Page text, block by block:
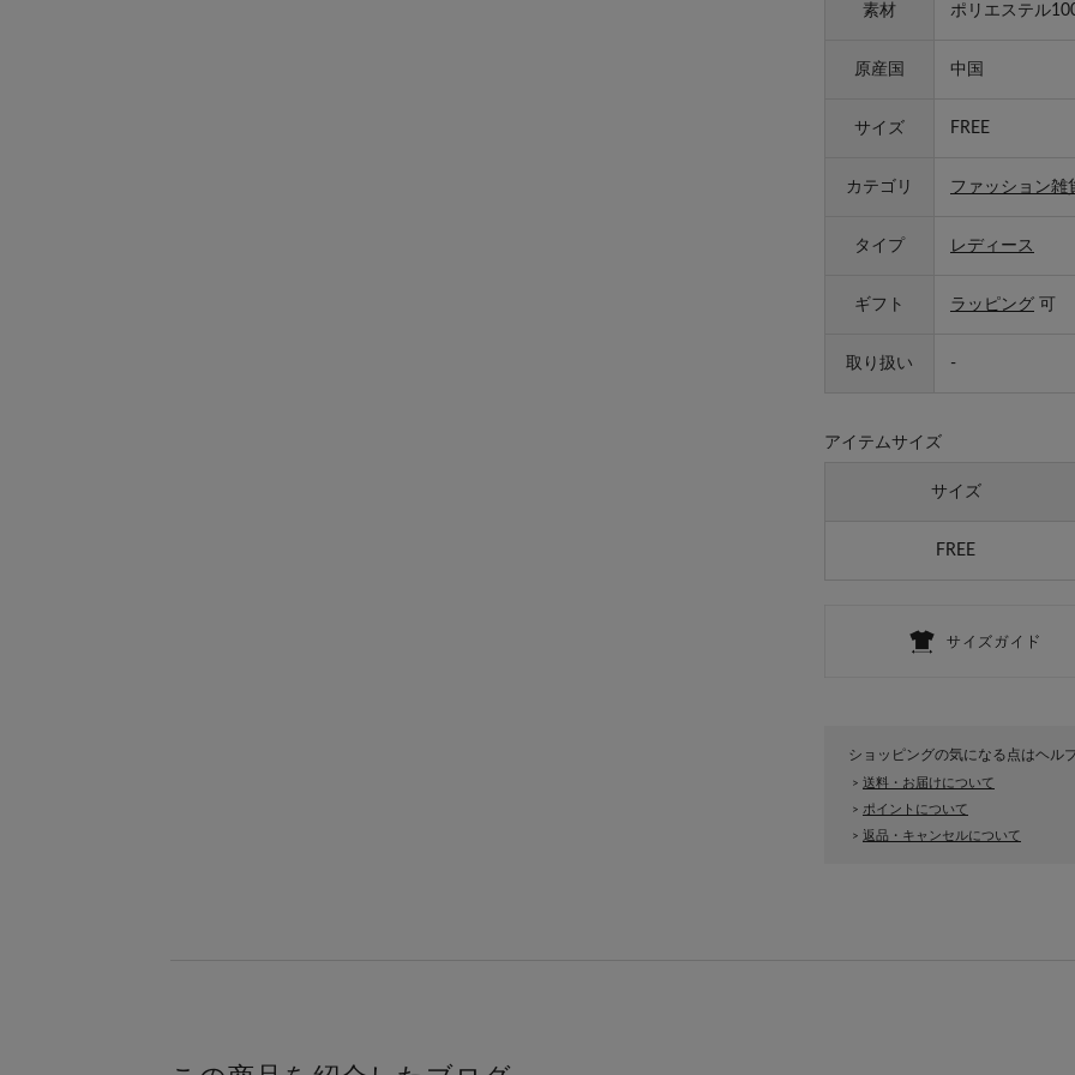
素材 ポリエステル
原産国 中国
サイズ FREE
カテゴリ ファッション雑
タイプ レディース
ギフト ラッピング 可
取り扱い -
アイテムサイズ
サイズ
FREE
ショッピングの気になる点はヘル
> 送料・お届けについて
> ポイントについて
> 返品・キャンセルについて